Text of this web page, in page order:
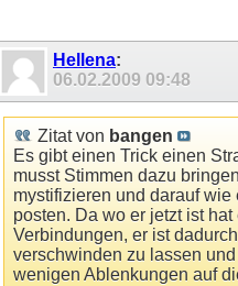
Hellena:
06.02.2009 09:48
Zitat von bangen
Es gibt einen Trick einen
musst Stimmen dazu
mystifizieren und darauf
posten. Da wo er jetzt ist
Verbindungen, er ist
verschwinden zu lassen
wenigen Ablenkungen auf